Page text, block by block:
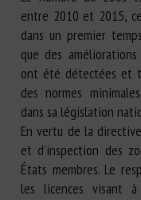
entre 2010 et 2015,
dans un premier
que des
ont été détectées et
des normes
dans sa législation
En vertu de la
et d’inspection des
États membres. Le
les licences visant